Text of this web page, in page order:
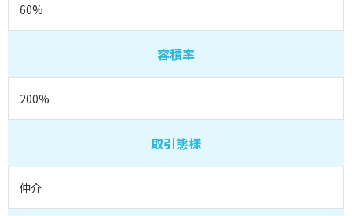
60%
容積率
200%
取引態様
仲介